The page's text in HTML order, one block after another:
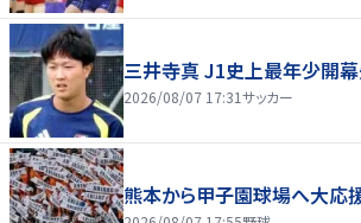
三井寺真 J1史上最年少開
2026/08/07 17:31サッカー
熊本から甲子園球場へ大応